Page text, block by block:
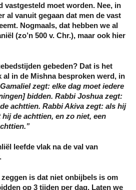
vastgesteld moet worden. Nee, in
al vanuit gegaan dat men de vast
Nogmaals, dat hebben we al
(zo’n 500 v. Chr.), maar ook hier
gebeden? Dat is het
al in de Mishna besproken werd, in
Gamaliel zegt: elke dag moet iedere
bidden. Rabbi Joshua zegt:
achttien. Rabbi Akiva zegt: als hij
de achttien, en zo niet, een
leefde vlak na de val van
is dat niet onbijbels is om
op 3 tijden per dag. Laten we